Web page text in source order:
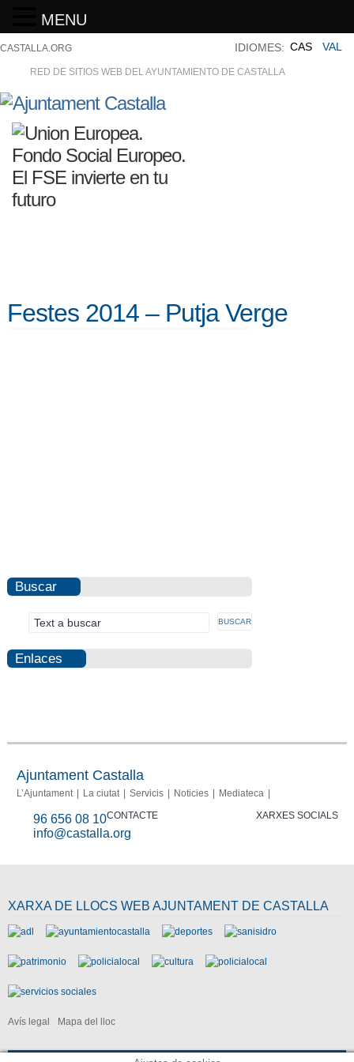
CASTALLA.ORG
RED DE SITIOS WEB DEL AYUNTAMIENTO DE CASTALLA
IDIOMES: CAS VAL
Festes 2014 – Putja Verge
Buscar
Enlaces
Seu
Portal de
Photovoltaic
Informació
Perfil delFons
Bústia de
Punt
Autoliquidacions
Participa
Fraud
Ajuntament Castalla
L’Ajuntament La ciutat Servicis Noticies
Mediateca
CONTACTE
96 656 08 10
info@castalla.org
XARXES SOCIALS
XARXA DE LLOCS WEB AJUNTAMENT DE CASTALLA
Avís legal Mapa del lloc
MENU